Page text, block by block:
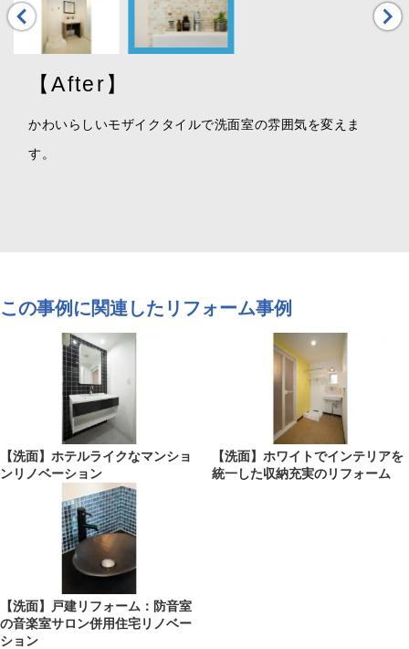
【After】
かわいらしいモザイクタイルで洗面室の雰囲気を変えま
す。
この事例に関連したリフォーム事例
【洗面】ホテルライクなマンショ
ンリノベーション
【洗面】ホワイトでインテリアを
統一した収納充実のリフォーム
【洗面】戸建リフォーム：防音室
の音楽室サロン併用住宅リノベー
ション